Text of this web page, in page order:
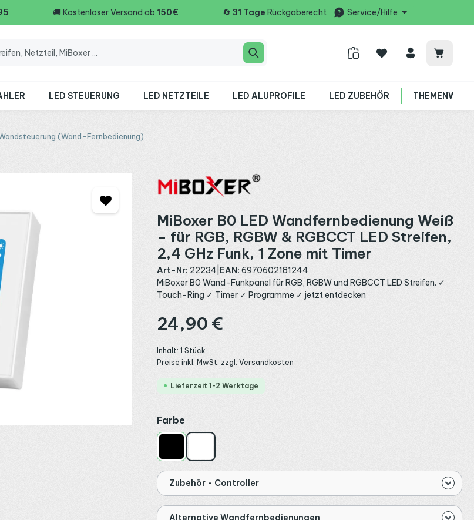
🚚 Kostenloser Versand ab 150€ 🔄 31 Tage Rückgaberecht Service/Hilfe
LED STEUERUNG LED NETZTEILE LED ALUPROFILE LED ZUBEHÖR
(Wand-Fernbedienung)
MiBoxer B0 LED Wandfernbedienung Weiß
– für RGB, RGBW & RGBCCT LED Streifen,
2,4 GHz Funk, 1 Zone mit Timer
Art-Nr: 22234 EAN: 6970602181244
MiBoxer B0 Wand-Funkpanel für RGB, RGBW und RGBCCT LED Streifen. ✓
Touch-Ring ✓ Timer ✓ Programme ✓ jetzt entdecken
Regulärer Preis:
24,90 €
Inhalt: 1 Stück
Preise inkl. MwSt. zzgl. Versandkosten
Lieferzeit 1-2 Werktage
Farbeauswählen
Zubehör - Controller
Alternative Wandfernbedienungen